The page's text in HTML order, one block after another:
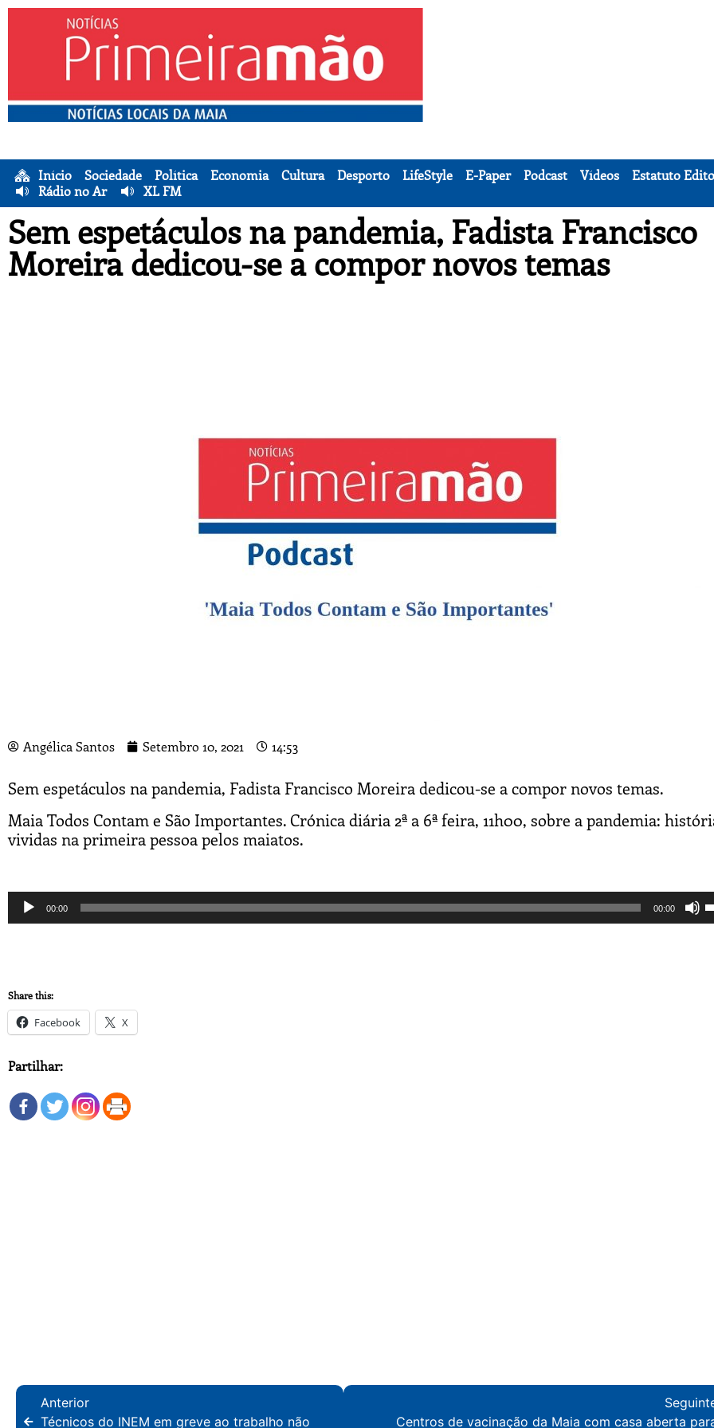
Início Sociedade Política Economia Cultura Desporto LifeStyle E-Paper Podcast Vídeos Estatuto
Rádio no Ar
XL FM
Sem espetáculos na pandemia, Fadista Francisco
Moreira dedicou-se a compor novos temas
Angélica Santos Setembro 10, 2021 14:53
Sem espetáculos na pandemia, Fadista Francisco Moreira dedicou-se a compor novos temas.
Maia Todos Contam e São Importantes. Crónica diária 2ª a 6ª feira, 11h00, sobre a pandemia:
vividas na primeira pessoa pelos maiatos.
Reprodutor
de
00:00 00:00
Share this:
Facebook X
Partilhar:
Anterior
Técnicos do INEM em greve ao trabalho não
Centros de vacinação da Maia com casa aberta